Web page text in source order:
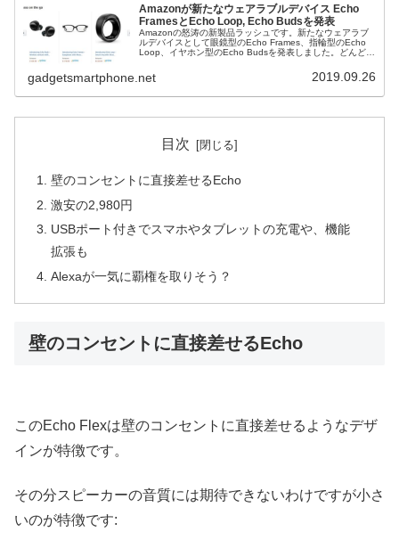
Amazonが新たなウェアラブルデバイス Echo
FramesとEcho Loop, Echo Budsを発表
Amazonの怒涛の新製品ラッシュです。新たなウェアラブ
ルデバイスとして眼鏡型のEcho Frames、指輪型のEcho
Loop、イヤホン型のEcho Budsを発表しました。どんどん
gadgetsmartphone.net 2019.09.26
目次
壁のコンセントに直接差せるEcho
激安の2,980円
USBポート付きでスマホやタブレットの充電や、機能
拡張も
Alexaが一気に覇権を取りそう？
壁のコンセントに直接差せるEcho
このEcho Flexは壁のコンセントに直接差せるようなデザ
インが特徴です。
その分スピーカーの音質には期待できないわけですが小さ
いのが特徴です: